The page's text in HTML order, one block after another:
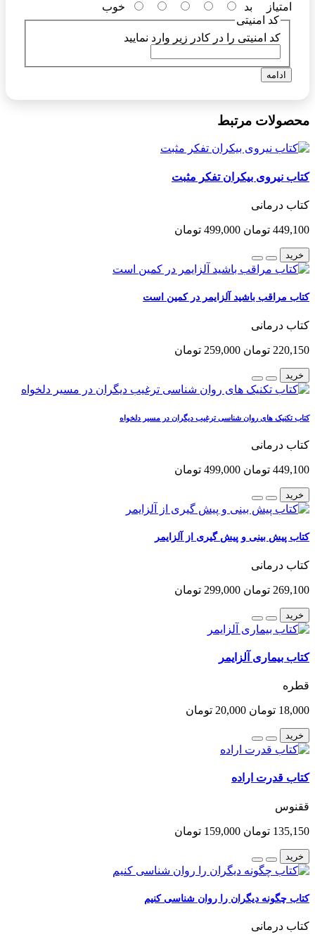
امتیاز بد
خوب
کد امنیتی
کد امنیتی را در کادر زیر وارد نمایید
ادامه
محصولات مرتبط
کتاب نیروی بیکران تفکر مثبت
کتاب درمانی
449,100 تومان 499,000 تومان
خرید
کتاب مراقب باشید آلزایمر در کمین است
کتاب درمانی
220,150 تومان 259,000 تومان
خرید
کتاب تکنیک های روان شناسی ترغیب دیگران در مسیر دلخواه
کتاب درمانی
449,100 تومان 499,000 تومان
خرید
کتاب پیش بینی و پیش گیری از آلزایمر
کتاب درمانی
269,100 تومان 299,000 تومان
خرید
کتاب بیماری آلزایمر
قطره
18,000 تومان 20,000 تومان
خرید
کتاب قدرت اراده
ققنوس
135,150 تومان 159,000 تومان
خرید
کتاب چگونه دیگران را روان شناسی کنیم
کتاب درمانی